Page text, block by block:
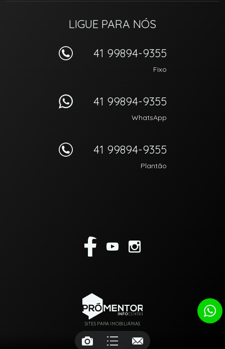
LIGUE PARA NÓS
41 99894-9355
Fixo
41 99894-9355
WhatsApp
41 99894-9355
Plantão
SITES PARA IMOBILIÁRIAS